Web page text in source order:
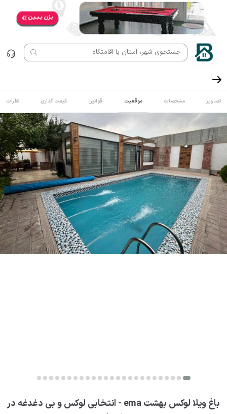
تصاویر مشخصات موقعیت قوانین قیمت گذاری نظرات
باغ ویلا لوکس بهشت ema - انتخابی لوکس و بی دغدغه در